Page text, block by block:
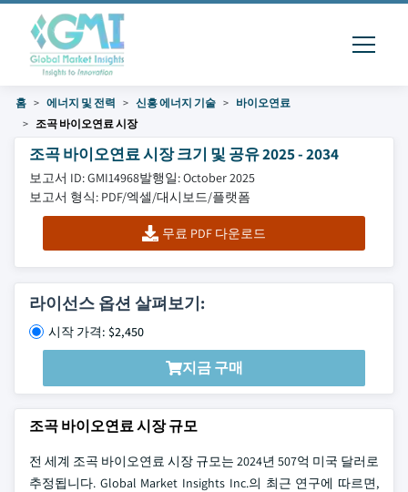
홈 에너지 및 전력 신흥 에너지 기술
바이오연료
조곡 바이오연료 시장
조곡 바이오연료 시장 크기 및 공유 2025 - 2034
보고서 ID: GMI14968발행일: October 2025
보고서 형식: PDF/엑셀/대시보드/플랫폼
무료 PDF 다운로드
라이선스 옵션 살펴보기:
시작 가격: $2,450
지금 구매
조곡 바이오연료 시장 규모
전 세계 조곡 바이오연료 시장 규모는 2024년 507억 미국 달러로
추정됩니다. Global Market Insights Inc.의 최근 연구에 따르면,